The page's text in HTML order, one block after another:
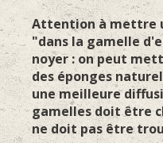
Attention à mettre
"dans la gamelle
noyer : on peut
des éponges
une meilleure
gamelles doit être
ne doit pas être